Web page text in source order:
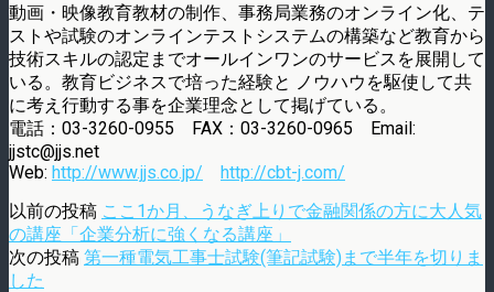
動画・映像教育教材の制作、事務局業務のオンライン化、テ
ストや試験のオンラインテストシステムの構築など教育から
技術スキルの認定までオールインワンのサービスを展開して
いる。教育ビジネスで培った経験と ノウハウを駆使して共
に考え行動する事を企業理念として掲げている。
電話：03-3260-0955 FAX：03-3260-0965 Email:
jjstc@jjs.net
Web: http://www.jjs.co.jp/
http://cbt-j.com/
以前の投稿 ここ1か月、うなぎ上りで金融関係の方に大人気
の講座「企業分析に強くなる講座」
次の投稿 第一種電気工事士試験(筆記試験)まで半年を切りま
した